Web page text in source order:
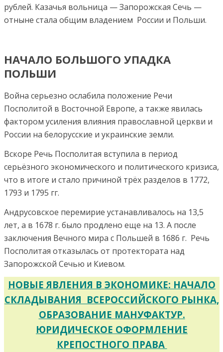
рублей. Казачья вольница — Запорожская Сечь —
отныне стала общим владением России и Польши.
НАЧАЛО БОЛЬШОГО УПАДКА
ПОЛЬШИ
Война серьезно ослабила положение Речи
Посполитой в Восточной Европе, а также явилась
фактором усиления влияния православной церкви и
России на белорусские и украинские земли.
Вскоре Речь Посполитая вступила в период
серьёзного экономического и политического кризиса,
что в итоге и стало причиной трёх разделов в 1772,
1793 и 1795 гг.
Андрусовское перемирие устанавливалось на 13,5
лет, а в 1678 г. было продлено еще на 13. А после
заключения Вечного мира с Польшей в 1686 г. Речь
Посполитая отказылась от протектората над
Запорожской Сечью и Киевом.
НОВЫЕ ЯВЛЕНИЯ В ЭКОНОМИКЕ: НАЧАЛО
СКЛАДЫВАНИЯ ВСЕРОССИЙСКОГО РЫНКА,
ОБРАЗОВАНИЕ МАНУФАКТУР.
ЮРИДИЧЕСКОЕ ОФОРМЛЕНИЕ
КРЕПОСТНОГО ПРАВА